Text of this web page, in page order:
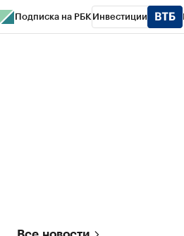
Подписка на РБК Инвестиции